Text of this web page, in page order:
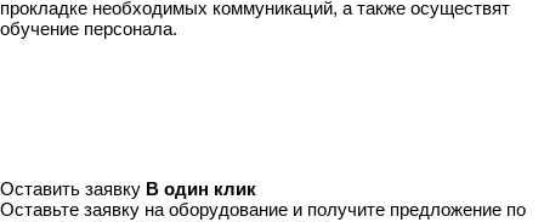
прокладке необходимых коммуникаций, а также осуществят
обучение персонала.
Оставить заявку В один клик
Оставьте заявку на оборудование и получите предложение по